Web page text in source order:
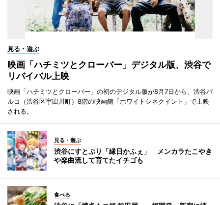
見る・遊ぶ
映画「ハチミツとクローバー」デジタル版、渋谷で
リバイバル上映
映画「ハチミツとクローバー」の初のデジタル版が8月7日から、渋谷パ
ルコ（渋谷区宇田川町）8階の映画館「ホワイトシネクイント」で上映
される。
見る・遊ぶ
渋谷にすとぷり「縁日かふぇ」 メンカラたこやき
や楽曲流して育てたイチゴも
食べる